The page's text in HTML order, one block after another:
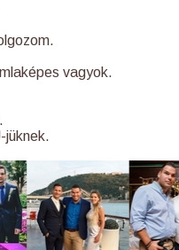
vagyok.
jüknek.